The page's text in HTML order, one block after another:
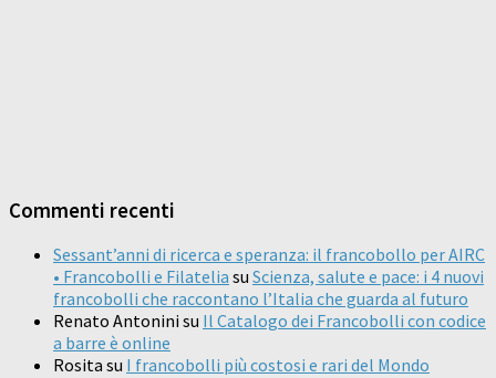
Commenti recenti
Sessant’anni di ricerca e speranza: il francobollo per AIRC
• Francobolli e Filatelia su Scienza, salute e pace: i 4 nuovi
francobolli che raccontano l’Italia che guarda al futuro
Renato Antonini su Il Catalogo dei Francobolli con codice
a barre è online
Rosita su I francobolli più costosi e rari del Mondo